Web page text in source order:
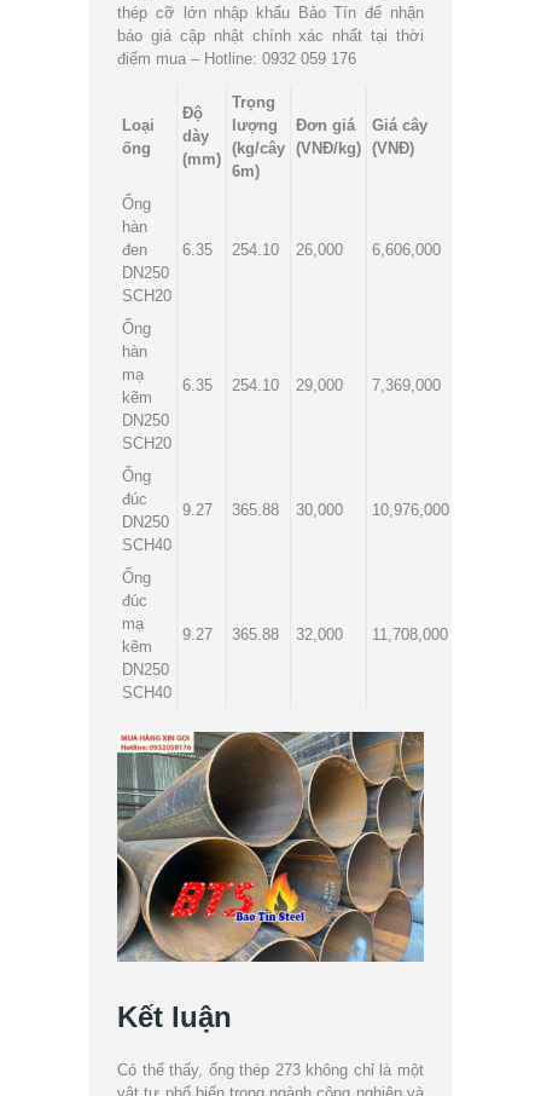
thép cỡ lớn nhập khẩu Bảo Tín để nhận
báo giá cập nhật chính xác nhất tại thời
điểm mua – Hotline: 0932 059 176
Loại
ống
Độ
dày
(mm)
Trọng
lượng
(kg/cây
6m)
Đơn giá
(VNĐ/kg)
Giá cây
(VNĐ)
Ống
hàn
đen
DN250
SCH20
6.35 254.10 26,000 6,606,000
Ống
hàn
mạ
kẽm
DN250
SCH20
6.35 254.10 29,000 7,369,000
Ống
đúc
DN250
SCH40
9.27 365.88 30,000 10,976,000
Ống
đúc
mạ
kẽm
DN250
SCH40
9.27 365.88 32,000 11,708,000
Kết luận
Có thể thấy, ống thép 273 không chỉ là một